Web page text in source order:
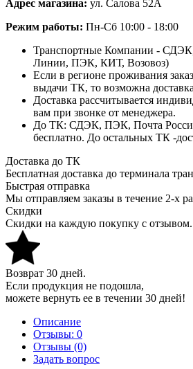
Адрес магазина: ул. Салова 52А
Режим работы: Пн-Сб 10:00 - 18:00
Транспортные Компании -
Линии, ПЭК, КИТ, Возовоз)
Если в регионе проживания
выдачи ТК, то возможна
Доставка рассчитывается
вам при звонке от менеджера.
До ТК: СДЭК, ПЭК, Почта
бесплатно. До остальных ТК -
Доставка до ТК
Бесплатная доставка до терминала
Быстрая отправка
Мы отправляем заказы в течение 2-х
Скидки
Скидки на каждую покупку с отзывом.
Возврат 30 дней.
Если продукция не подошла,
можете вернуть ее в течении 30 дней!
Описание
Отзывы: 0
Отзывы (0)
Задать вопрос